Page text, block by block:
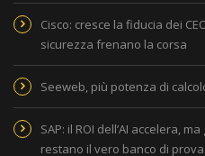
Cisco: cresce la fiducia dei
sicurezza frenano la corsa
Seeweb, più potenza di
SAP: il ROI dell’AI accelera,
restano il vero banco di prova